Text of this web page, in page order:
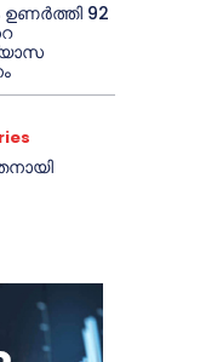
ഉണർത്തി 92